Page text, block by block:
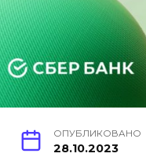
ОПУБЛИКОВАНО
28.10.2023